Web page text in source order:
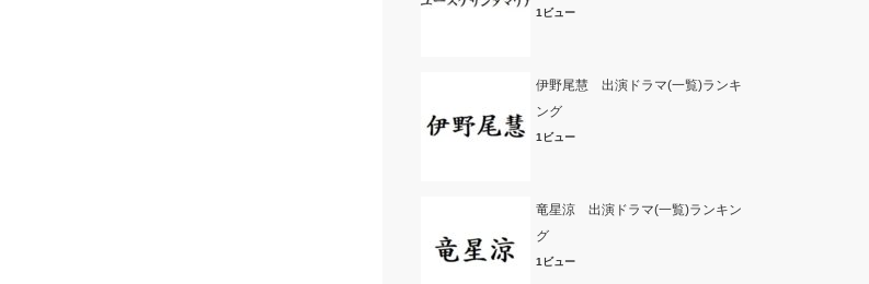
1ビュー
伊野尾慧 出演ドラマ(一覧)ランキ
ング
1ビュー
竜星涼 出演ドラマ(一覧)ランキン
グ
1ビュー